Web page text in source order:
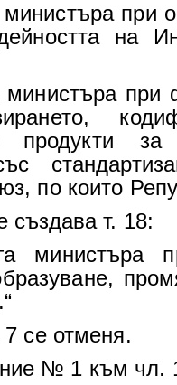
при
на
министъра при
продукти
по които
създава т. 18:
министъра
се отменя.
№ 1 към чл.